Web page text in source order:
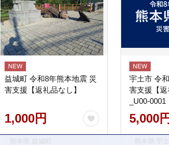
益城町 令和8年熊本地震 災
害支援【返礼品なし】
1,000円
宇土市 令
害支援【返
_U00-0001
5,000円